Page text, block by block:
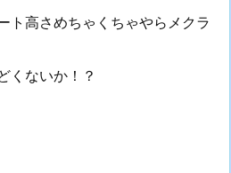
ト高さめちゃくちゃやらメクラ
くないか！？